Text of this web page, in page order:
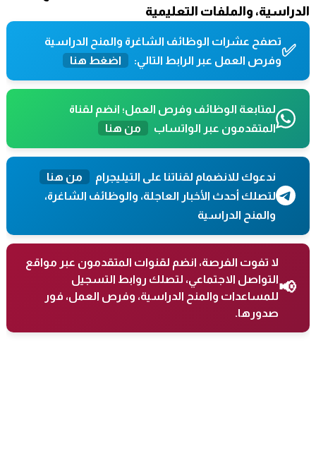
الدراسية، والملفات التعليمية
✅تصفح عشرات الوظائف الشاغرة والمنح الدراسية
وفرص العمل عبر الرابط التالي:
اضغط هنا
لمتابعة الوظائف وفرص العمل؛ انضم لقناة
المتقدمون عبر الواتساب
من هنا
ندعوك للانضمام لقناتنا على التيليجرام
من هنا
لتصلك أحدث الأخبار العاجلة، والوظائف الشاغرة،
والمنح الدراسية
📢
لا تفوت الفرصة، انضم لقنوات المتقدمون عبر مواقع
التواصل الاجتماعي، لتصلك روابط التسجيل
للمساعدات والمنح الدراسية، وفرص العمل، فور
صدورها.